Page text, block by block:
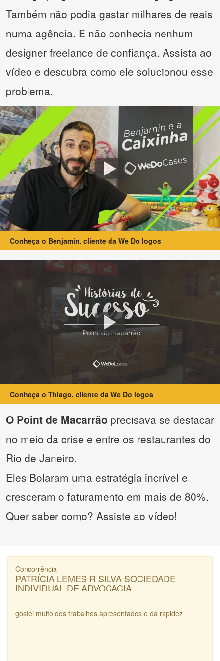
Também não podia gastar milhares de reais
numa agência. E não conhecia nenhum
designer freelance de confiança. Assista ao
vídeo e descubra como ele solucionou esse
problema.
Conheça o Benjamin, cliente da We Do logos
Conheça o Thiago, cliente da We Do logos
O Point de Macarrão precisava se destacar
no meio da crise e entre os restaurantes do
Rio de Janeiro.
Eles Bolaram uma estratégia incrível e
cresceram o faturamento em mais de 80%.
Quer saber como? Assiste ao vídeo!
Concorrência
PATRÍCIA LEMES R SILVA SOCIEDADE
INDIVIDUAL DE ADVOCACIA
gostei muito dos trabalhos apresentados e da rapidez